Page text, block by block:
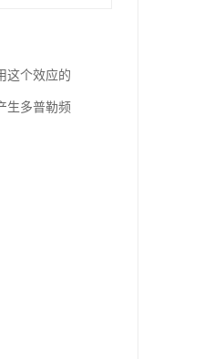
这个效应的
生多普勒频